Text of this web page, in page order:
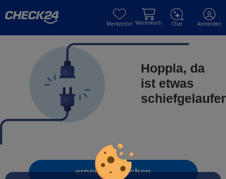
Merkzettel Warenkorb Chat Anmelden
Hoppla, da
ist etwas
erneut versuchen